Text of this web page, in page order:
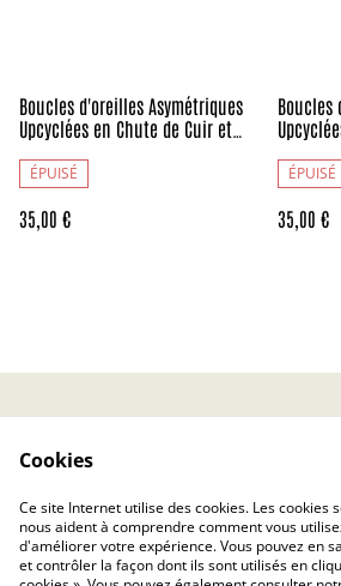
Boucles d'oreilles Asymétriques
Upcyclées en Chute de Cuir et
Florale - Collection Médiévale
ÉPUISÉ
35,00 €
Boucles
ÉPUISÉ
35,00 €
Politique de confidentialité
Rétractation
Cookies
Ce site Internet utilise des cookies. Les cookies
nous aident à comprendre comment vous
d'améliorer votre expérience. Vous pouvez en
et contrôler la façon dont ils sont utilisés en